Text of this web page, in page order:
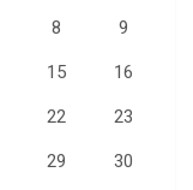
8 9
15 16
22 23
29 30